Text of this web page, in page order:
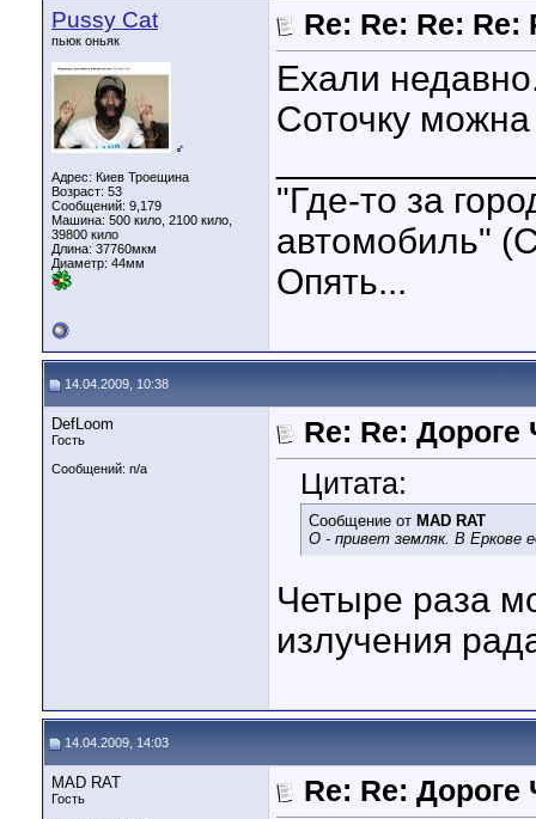
Pussy Cat
пьюк оньяк
♂
Адрес: Киев Троещина
Возраст: 53
Сообщений: 9,179
Машина: 500 кило, 2100 кило,
39800 кило
Длина: 37760мкм
Диаметр: 44мм
Re: Re: Re:
Ехали
Соточку
"Где-то за
автомобиль"
Опять...
14.04.2009, 10:38
DefLoom
Гость
Сообщений: n/a
Re: Re:
Цитата:
Сообщение от MAD RAT
О - привет земляк. В Еркове
Четыре раза
излучения
14.04.2009, 14:03
MAD RAT
Гость
Re: Re: